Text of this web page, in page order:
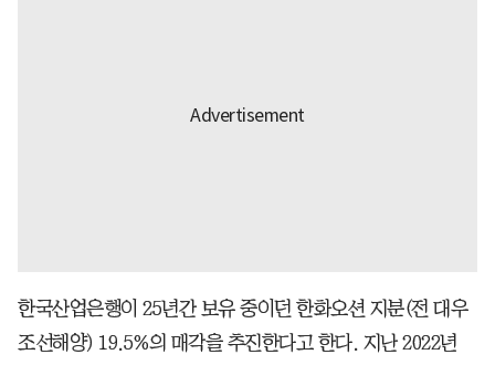
한국산업은행이 25년간 보유 중이던 한화오션 지분(전 대우
조선해양) 19.5%의 매각을 추진한다고 한다. 지난 2022년